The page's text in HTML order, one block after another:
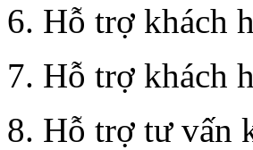
Hỗ trợ khách
Hỗ trợ khách
Hỗ trợ tư vấn